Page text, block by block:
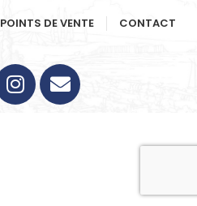
POINTS DE VENTE CONTACT